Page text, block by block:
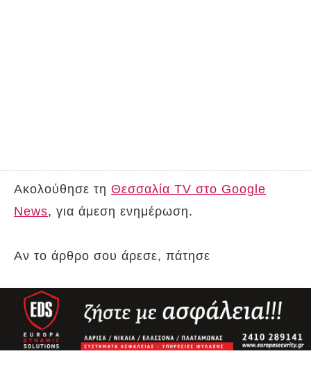
Ακολούθησε τη Θεσσαλία TV στο Google
News, για άμεση ενημέρωση.
Αν το άρθρο σου άρεσε, πάτησε